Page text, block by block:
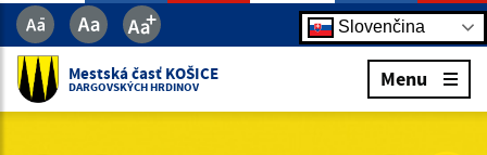
Slovenčina
Mestská časť KOŠICE
DARGOVSKÝCH HRDINOV Menu